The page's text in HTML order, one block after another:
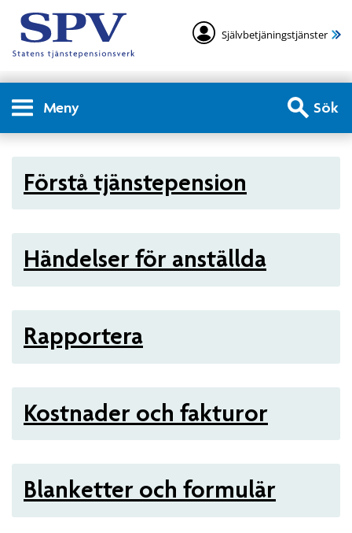
Självbetjäningstjänster
Meny Sök
Arbetsgivare - Statlig
Förstå tjänstepension
Händelser för anställda
Rapportera
Kostnader och fakturor
Blanketter och formulär